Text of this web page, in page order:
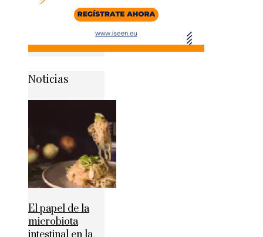
Noticias
El papel de la
microbiota